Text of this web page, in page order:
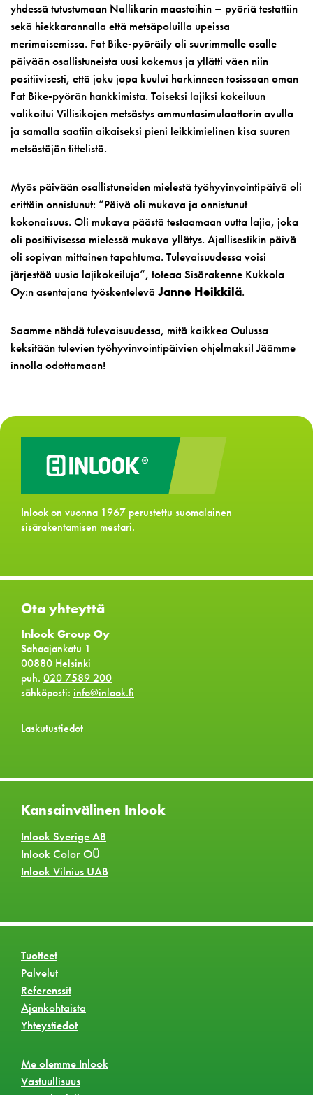
yhdessä tutustumaan Nallikarin maastoihin – pyöriä testattiin
sekä hiekkarannalla että metsäpoluilla upeissa
merimaisemissa. Fat Bike-pyöräily oli suurimmalle osalle
päivään osallistuneista uusi kokemus ja yllätti väen niin
positiivisesti, että joku jopa kuului harkinneen tosissaan oman
Fat Bike-pyörän hankkimista. Toiseksi lajiksi kokeiluun
valikoitui Villisikojen metsästys ammuntasimulaattorin avulla
ja samalla saatiin aikaiseksi pieni leikkimielinen kisa suuren
metsästäjän tittelistä.
Myös päivään osallistuneiden mielestä työhyvinvointipäivä oli
erittäin onnistunut: ”Päivä oli mukava ja onnistunut
kokonaisuus. Oli mukava päästä testaamaan uutta lajia, joka
oli positiivisessa mielessä mukava yllätys. Ajallisestikin päivä
oli sopivan mittainen tapahtuma. Tulevaisuudessa voisi
järjestää uusia lajikokeiluja”, toteaa Sisärakenne Kukkola
Oy:n asentajana työskentelevä Janne Heikkilä.
Saamme nähdä tulevaisuudessa, mitä kaikkea Oulussa
keksitään tulevien työhyvinvointipäivien ohjelmaksi! Jäämme
innolla odottamaan!
Inlook on vuonna 1967 perustettu suomalainen
sisärakentamisen mestari.
Ota yhteyttä
Inlook Group Oy
Sahaajankatu 1
00880 Helsinki
puh. 020 7589 200
sähköposti: info@inlook.fi
Laskutustiedot
Kansainvälinen Inlook
Inlook Sverige AB
Inlook Color OÜ
Inlook Vilnius UAB
Tuotteet
Palvelut
Referenssit
Ajankohtaista
Yhteystiedot
Me olemme Inlook
Vastuullisuus